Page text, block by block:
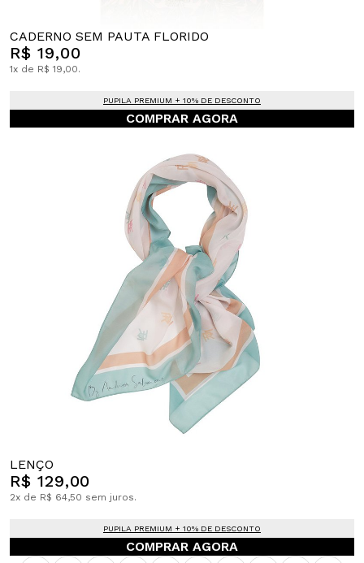
CADERNO SEM PAUTA FLORIDO
R$ 19,00
1x de R$ 19,00.
PUPILA PREMIUM + 10% DE DESCONTO
COMPRAR AGORA
LENÇO
R$ 129,00
2x de R$ 64,50 sem juros.
PUPILA PREMIUM + 10% DE DESCONTO
COMPRAR AGORA